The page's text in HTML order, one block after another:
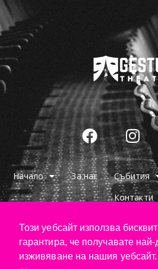
Този уебсайт използва
гарантира, че получавате
изживяване на нашия уебсайт.
Начало За нас Събития
Контакти
+359 897 578 067